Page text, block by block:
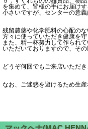
を集めて、皆様の手にお届け
小さいですが、センターの意義
残留農薬や化学肥料の心配の
方々に使っていただき健康を
また、精一杯努力して作られ
いただいておりますので、そ
どうぞ何回でもご来店いただ
なお、ご迷惑を避けるため生